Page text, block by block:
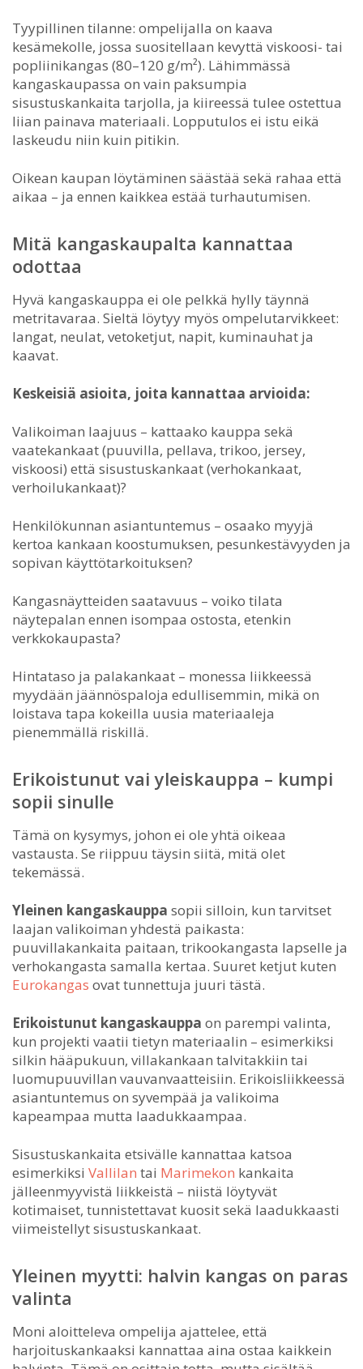
Tyypillinen tilanne: ompelijalla on kaava
kesämekolle, jossa suositellaan kevyttä viskoosi- tai
popliinikangas (80–120 g/m²). Lähimmässä
kangaskaupassa on vain paksumpia
sisustuskankaita tarjolla, ja kiireessä tulee ostettua
liian painava materiaali. Lopputulos ei istu eikä
laskeudu niin kuin pitikin.
Oikean kaupan löytäminen säästää sekä rahaa että
aikaa – ja ennen kaikkea estää turhautumisen.
Mitä kangaskaupalta kannattaa
odottaa
Hyvä kangaskauppa ei ole pelkkä hylly täynnä
metritavaraa. Sieltä löytyy myös ompelutarvikkeet:
langat, neulat, vetoketjut, napit, kuminauhat ja
kaavat.
Keskeisiä asioita, joita kannattaa arvioida:
Valikoiman laajuus – kattaako kauppa sekä
vaatekankaat (puuvilla, pellava, trikoo, jersey,
viskoosi) että sisustuskankaat (verhokankaat,
verhoilukankaat)?
Henkilökunnan asiantuntemus – osaako myyjä
kertoa kankaan koostumuksen, pesunkestävyyden ja
sopivan käyttötarkoituksen?
Kangasnäytteiden saatavuus – voiko tilata
näytepalan ennen isompaa ostosta, etenkin
verkkokaupasta?
Hintataso ja palakankaat – monessa liikkeessä
myydään jäännöspaloja edullisemmin, mikä on
loistava tapa kokeilla uusia materiaaleja
pienemmällä riskillä.
Erikoistunut vai yleiskauppa – kumpi
sopii sinulle
Tämä on kysymys, johon ei ole yhtä oikeaa
vastausta. Se riippuu täysin siitä, mitä olet
tekemässä.
Yleinen kangaskauppa sopii silloin, kun tarvitset
laajan valikoiman yhdestä paikasta:
puuvillakankaita paitaan, trikookangasta lapselle ja
verhokangasta samalla kertaa. Suuret ketjut kuten
Eurokangas ovat tunnettuja juuri tästä.
Erikoistunut kangaskauppa on parempi valinta,
kun projekti vaatii tietyn materiaalin – esimerkiksi
silkin hääpukuun, villakankaan talvitakkiin tai
luomupuuvillan vauvanvaatteisiin. Erikoisliikkeessä
asiantuntemus on syvempää ja valikoima
kapeampaa mutta laadukkaampaa.
Sisustuskankaita etsivälle kannattaa katsoa
esimerkiksi Vallilan tai Marimekon kankaita
jälleenmyyvistä liikkeistä – niistä löytyvät
kotimaiset, tunnistettavat kuosit sekä laadukkaasti
viimeistellyt sisustuskankaat.
Yleinen myytti: halvin kangas on paras
valinta
Moni aloitteleva ompelija ajattelee, että
harjoituskankaaksi kannattaa aina ostaa kaikkein